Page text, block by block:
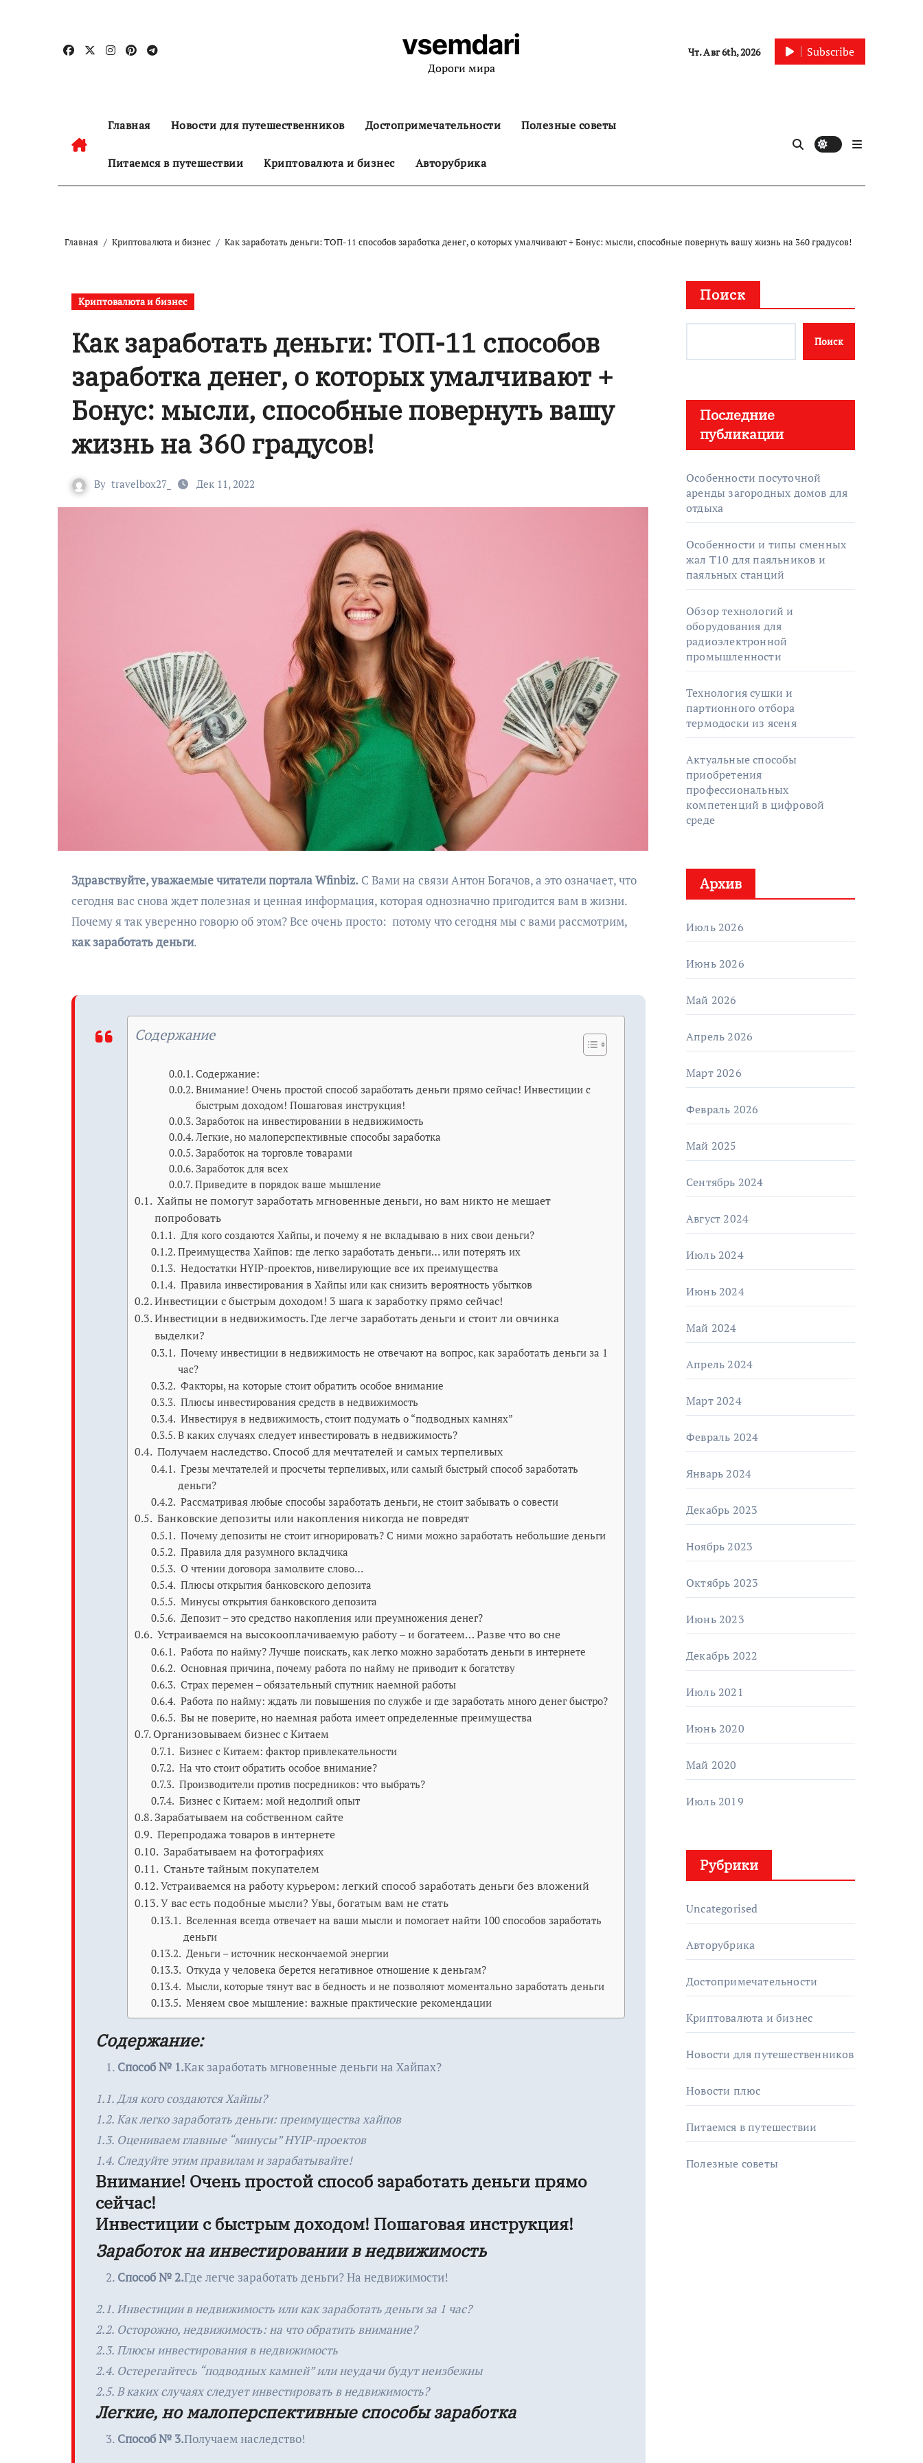
содержанию
vsemdari
Дороги мира
Чт. Авг 6th, 2026 Subscribe
Главная Новости для путешественников Достопримечательности Полезные советы
Питаемся в путешествии Криптовалюта и бизнес Авторубрика
Главная Криптовалюта и бизнес Как заработать деньги: ТОП-11 способов заработка денег, о которых умалчивают + Бонус: мысли, способные повернуть вашу жизнь на 360 градусов!
Криптовалюта и бизнес
Как заработать деньги: ТОП-11 способов
заработка денег, о которых умалчивают +
Бонус: мысли, способные повернуть вашу
жизнь на 360 градусов!
By travelbox27_ Дек 11, 2022
Здравствуйте, уважаемые читатели портала Wfinbiz. С Вами на связи Антон Богачов, а это означает, что
сегодня вас снова ждет полезная и ценная информация, которая однозначно пригодится вам в жизни.
Почему я так уверенно говорю об этом? Все очень просто: потому что сегодня мы с вами рассмотрим,
как заработать деньги.
Содержание
Содержание:
Внимание! Очень простой способ заработать деньги прямо сейчас! Инвестиции с
быстрым доходом! Пошаговая инструкция!
Заработок на инвестировании в недвижимость
Легкие, но малоперспективные способы заработка
Заработок на торговле товарами
Заработок для всех
Приведите в порядок ваше мышление
Хайпы не помогут заработать мгновенные деньги, но вам никто не мешает
попробовать
Для кого создаются Хайпы, и почему я не вкладываю в них свои деньги?
Преимущества Хайпов: где легко заработать деньги… или потерять их
Недостатки HYIP-проектов, нивелирующие все их преимущества
Правила инвестирования в Хайпы или как снизить вероятность убытков
Инвестиции с быстрым доходом! 3 шага к заработку прямо сейчас!
Инвестиции в недвижимость. Где легче заработать деньги и стоит ли овчинка
выделки?
Почему инвестиции в недвижимость не отвечают на вопрос, как заработать деньги за 1
час?
Факторы, на которые стоит обратить особое внимание
Плюсы инвестирования средств в недвижимость
Инвестируя в недвижимость, стоит подумать о “подводных камнях”
В каких случаях следует инвестировать в недвижимость?
Получаем наследство. Способ для мечтателей и самых терпеливых
Грезы мечтателей и просчеты терпеливых, или самый быстрый способ заработать
деньги?
Рассматривая любые способы заработать деньги, не стоит забывать о совести
Банковские депозиты или накопления никогда не повредят
Почему депозиты не стоит игнорировать? С ними можно заработать небольшие деньги
Правила для разумного вкладчика
О чтении договора замолвите слово…
Плюсы открытия банковского депозита
Минусы открытия банковского депозита
Депозит – это средство накопления или преумножения денег?
Устраиваемся на высокооплачиваемую работу – и богатеем… Разве что во сне
Работа по найму? Лучше поискать, как легко можно заработать деньги в интернете
Основная причина, почему работа по найму не приводит к богатству
Страх перемен – обязательный спутник наемной работы
Работа по найму: ждать ли повышения по службе и где заработать много денег быстро?
Вы не поверите, но наемная работа имеет определенные преимущества
Организовываем бизнес с Китаем
Бизнес с Китаем: фактор привлекательности
На что стоит обратить особое внимание?
Производители против посредников: что выбрать?
Бизнес с Китаем: мой недолгий опыт
Зарабатываем на собственном сайте
Перепродажа товаров в интернете
Зарабатываем на фотографиях
Станьте тайным покупателем
Устраиваемся на работу курьером: легкий способ заработать деньги без вложений
У вас есть подобные мысли? Увы, богатым вам не стать
Вселенная всегда отвечает на ваши мысли и помогает найти 100 способов заработать
деньги
Деньги – источник нескончаемой энергии
Откуда у человека берется негативное отношение к деньгам?
Мысли, которые тянут вас в бедность и не позволяют моментально заработать деньги
Меняем свое мышление: важные практические рекомендации
Содержание:
Способ № 1.Как заработать мгновенные деньги на Хайпах?
1.1. Для кого создаются Хайпы?
1.2. Как легко заработать деньги: преимущества хайпов
1.3. Оцениваем главные “минусы” HYIP-проектов
1.4. Следуйте этим правилам и зарабатывайте!
Внимание! Очень простой способ заработать деньги прямо
сейчас!
Инвестиции с быстрым доходом! Пошаговая инструкция!
Заработок на инвестировании в недвижимость
Способ № 2.Где легче заработать деньги? На недвижимости!
2.1. Инвестиции в недвижимость или как заработать деньги за 1 час?
2.2. Осторожно, недвижимость: на что обратить внимание?
2.3. Плюсы инвестирования в недвижимость
2.4. Остерегайтесь “подводных камней” или неудачи будут неизбежны
2.5. В каких случаях следует инвестировать в недвижимость?
Легкие, но малоперспективные способы заработка
Способ № 3.Получаем наследство!
Поиск
Поиск
Последние
публикации
Особенности посуточной
аренды загородных домов для
отдыха
Особенности и типы сменных
жал T10 для паяльников и
паяльных станций
Обзор технологий и
оборудования для
радиоэлектронной
промышленности
Технология сушки и
партионного отбора
термодоски из ясеня
Актуальные способы
приобретения
профессиональных
компетенций в цифровой
среде
Архив
Июль 2026
Июнь 2026
Май 2026
Апрель 2026
Март 2026
Февраль 2026
Май 2025
Сентябрь 2024
Август 2024
Июль 2024
Июнь 2024
Май 2024
Апрель 2024
Март 2024
Февраль 2024
Январь 2024
Декабрь 2023
Ноябрь 2023
Октябрь 2023
Июнь 2023
Декабрь 2022
Июль 2021
Июнь 2020
Май 2020
Июль 2019
Рубрики
Uncategorised
Авторубрика
Достопримечательности
Криптовалюта и бизнес
Новости для путешественников
Новости плюс
Питаемся в путешествии
Полезные советы